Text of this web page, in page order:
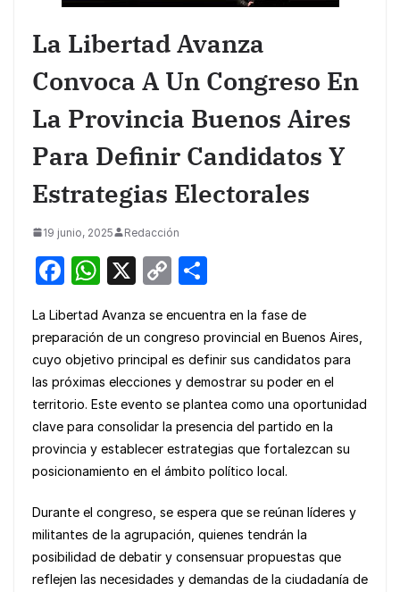
La Libertad Avanza
Convoca A Un Congreso En
La Provincia Buenos Aires
Para Definir Candidatos Y
Estrategias Electorales
19 junio, 2025 Redacción
F
c
e
b
o
o
k
W
at
s
A
p
p
X
C
p
y
Li
n
k
ar
e
La Libertad Avanza se encuentra en la fase de
preparación de un congreso provincial en Buenos Aires,
cuyo objetivo principal es definir sus candidatos para
las próximas elecciones y demostrar su poder en el
territorio. Este evento se plantea como una oportunidad
clave para consolidar la presencia del partido en la
provincia y establecer estrategias que fortalezcan su
posicionamiento en el ámbito político local.
Durante el congreso, se espera que se reúnan líderes y
militantes de la agrupación, quienes tendrán la
posibilidad de debatir y consensuar propuestas que
reflejen las necesidades y demandas de la ciudadanía de